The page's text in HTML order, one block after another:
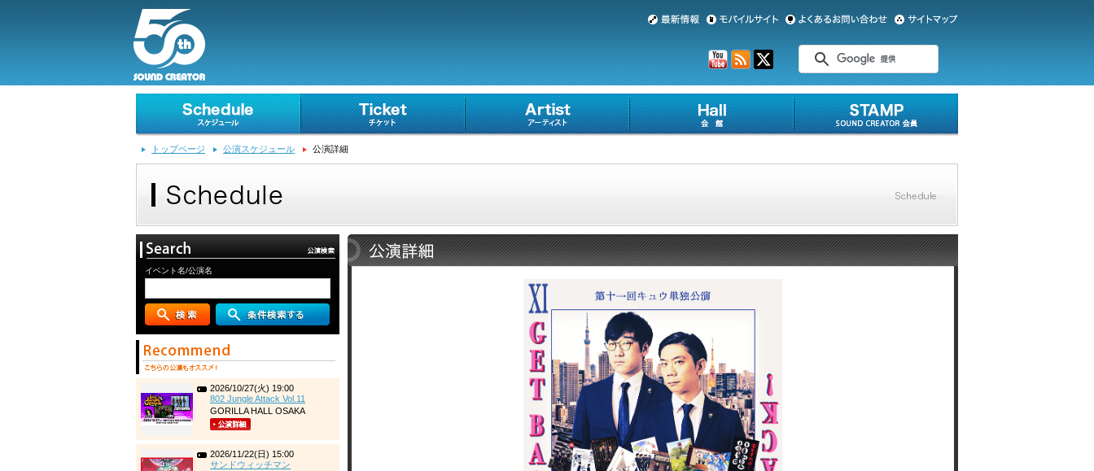
トップページ 公演スケジュール 公演詳細
イベント名/公演名
2026/10/27(火) 19:00
802 Jungle Attack Vol.11
GORILLA HALL OSAKA
2026/11/22(日) 15:00
サンドウィッチマン